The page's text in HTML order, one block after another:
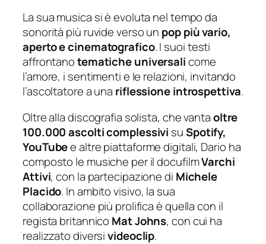
La sua musica si è evoluta nel tempo da
sonorità più ruvide verso un pop più vario,
aperto e cinematografico. I suoi testi
affrontanotematiche universalicome
l’amore, i sentimenti e le relazioni, invitando
l’ascoltatore a una riflessione introspettiva.
Oltre alla discografia solista, che vantaoltre
100.000 ascolti complessivi suSpotify,
YouTubee altre piattaforme digitali, Dario ha
composto le musiche per il docufilmVarchi
Attivi, con la partecipazione di Michele
Placido. In ambito visivo, la sua
collaborazione più prolifica è quella con il
regista britannico Mat Johns, con cui ha
realizzato diversivideoclip.